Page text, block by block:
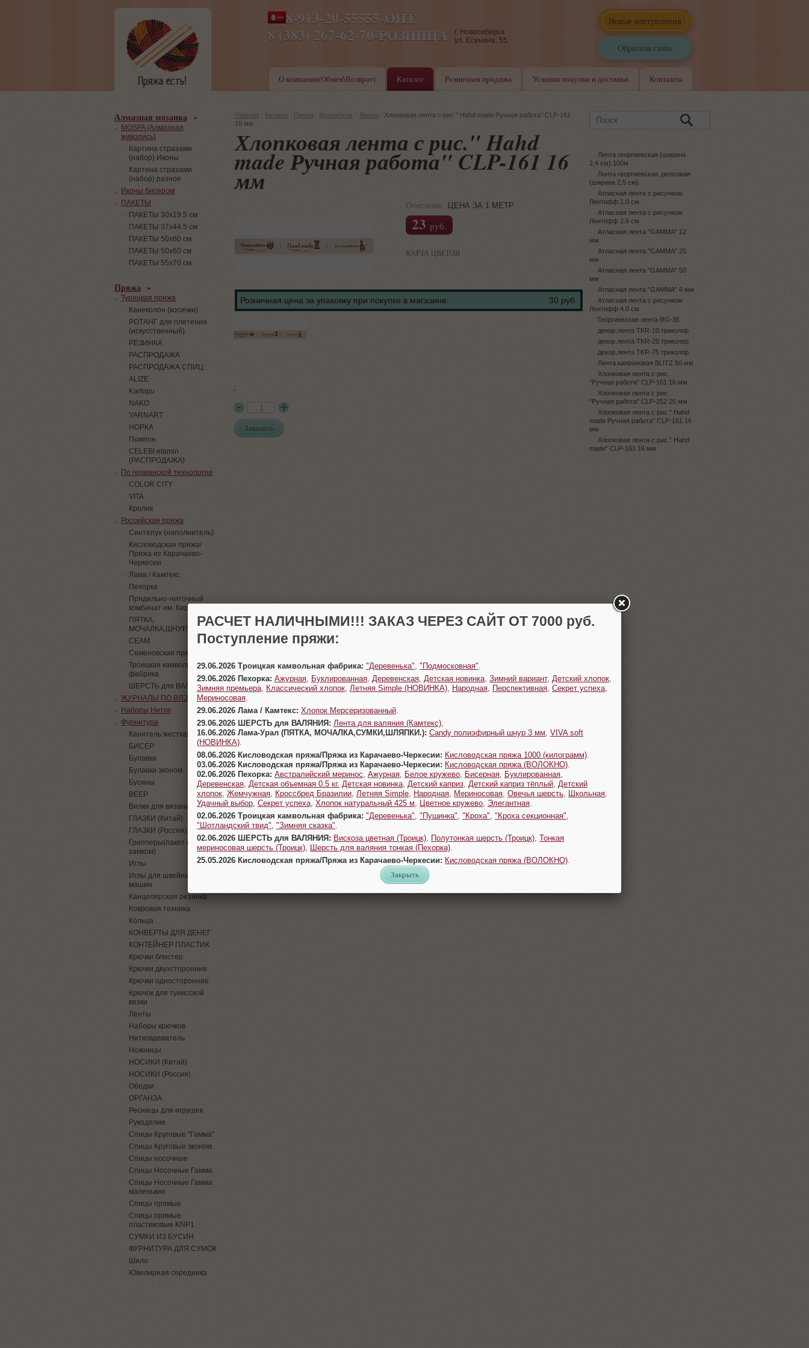
Новые поступления
Обратная связь
8-913-20-55555-ОПТ
8 (383) 267-62-70-РОЗНИЦА
ПН-ПТ 8-17,СБ-ВС 9-17
г. Новосибирск
ул. Есенина, 55
О компании(Обмен\Возврат) Каталог Розничная продажа Условия покупки и доставки Контакты
Главная Каталог Пряжа Фурнитура Ленты
Хлопковая лента с рис." Hahd made Ручная работа" CLP-161
16 мм
Хлопковая лента с рис." Hahd
made Ручная работа" CLP-161 16
мм
Описание: ЦЕНА ЗА 1 МЕТР
23 руб.
КАРТА ЦВЕТОВ
Розничная цена за упаковку при покупке в магазине: 30 руб.
-
Заказать
Алмазная мозаика
MOSFA (Алмазная
живопись)
Картина стразами
(набор) Иконы
Картина стразами
(набор) разное
Иконы бисером
ПАКЕТЫ
ПАКЕТЫ 30х19.5 см
ПАКЕТЫ 37х44.5 см
ПАКЕТЫ 50х60 см
ПАКЕТЫ 50х60 см
ПАКЕТЫ 55х70 см
Пряжа
Турецкая пряжа
Канеколон (косички)
РОТАНГ для плетения
(искусственный)
PЕЗИНКА
РАСПРОДАЖА
РАСПРОДАЖА СПИЦ
ALIZE
Kartopu
NAKO
YARNART
НОРКА
Помпон
СELEBI etamin
(РАСПРОДАЖА)
По германской технологии
COLOR CITY
VITA
Кролик
Российская пряжа
Синтепух (наполнитель)
Кисловодская пряжа/
Пряжа из Карачаево-
Черкесии
Лама / Камтекс
Пехорка
Прядильно-ниточный
комбинат им. Кирова
ПЯТКА,
МОЧАЛКА,ШНУР,ПАЙЕТКИ
СЕАМ
Семеновская пряжа
Троицкая камвольная
фабрика
ШЕРСТЬ для ВАЛЯНИЯ
ЖУРНАЛЫ ПО ВЯЗАНИЮ
Наборы Ниток
Фурнитура
Канитель жесткая
БИСЕР
Булавки
Булавки эконом.
Бусины
ВЕЕР
Вилки для вязания
ГЛАЗКИ (Китай)
ГЛАЗКИ (Россия)
Грипперы(пакет с
замком)
Иглы
Иглы для швейных
машин
Канцелярская резинка
Ковровая техника
Кольца
КОНВЕРТЫ ДЛЯ ДЕНЕГ
КОНТЕЙНЕР ПЛАСТИК
Крючки блистер
Крючки двухсторонние
Крючки односторонние
Крючок для тунисской
вязки
Ленты
Наборы крючков
Нитковдеватель
Ножницы
НОСИКИ (Китай)
НОСИКИ (Россия)
Ободки
ОРГАНЗА
Ресницы для игрушек
Рукоделие
Спицы Круговые "Гамма"
Спицы Круговые эконом.
Спицы носочные
Спицы Носочные Гамма
Спицы Носочные Гамма
маленькие
Спицы прямые
Спицы прямые
пластиковые KNP1
СУМКИ ИЗ БУСИН
ФУРНИТУРА ДЛЯ СУМОК
Шило
Ювелирная серединка
Лента георгиевская (ширина
2,4 см).100м
Лента георгиевская, репсовая
(ширина 2,5 см)
Атласная лента с рисунком
Лентофф 1.0 см
Атласная лента с рисунком
Лентофф 2.5 см
Атласная лента "GAMMA" 12
мм
Атласная лента "GAMMA" 25
мм
Атласная лента "GAMMA" 50
мм
Атласная лента "GAMMA" 6 мм
Атласная лента с рисунком
Лентофф 4.0 см
Георгиевская лента RG-35
декор.лента TKR-10.триколор
декор.лента TKR-25.триколор
декор.лента TKR-75.триколор
Лента капроновая BLITZ 50 мм
Хлопковая лента с рис.
"Ручная работа" CLP-161 16 мм
Хлопковая лента с рис.
"Ручная работа" CLP-252 25 мм
Хлопковая лента с рис." Hahd
made Ручная работа" CLP-161 16
мм
Хлопковая лента с рис." Hahd
made" CLP-161 16 мм
РАСЧЕТ НАЛИЧНЫМИ!!! ЗАКАЗ ЧЕРЕЗ САЙТ ОТ 7000 руб.
Поступление пряжи:
29.06.2026 Троицкая камвольная фабрика: "Деревенька" "Подмосковная"
29.06.2026 Пехорка: Ажурная Буклированная Деревенская Детская новинка Зимний вариант, Детский хлопок
Зимняя премьера
Классический хлопок Летняя Simple (НОВИНКА) Народная Перспективная Секрет успеха
Мериносовая
29.06.2026 Лама / Камтекс: Хлопок Мерсеризованный
29.06.2026 ШЕРСТЬ для ВАЛЯНИЯ: Лента для валяния (Камтекс)
16.06.2026 Лама-Урал (ПЯТКА, МОЧАЛКА,СУМКИ,ШЛЯПКИ.): Candy полиэфирный шнур 3 мм VIVA soft
(НОВИНКА)
08.06.2026 Кисловодская пряжа/Пряжа из Карачаево-Черкесии: Кисловодская пряжа 1000 (килограмм)
03.06.2026 Кисловодская пряжа/Пряжа из Карачаево-Черкесии: Кисловодская пряжа (ВОЛОКНО)
02.06.2026 Пехорка: Австралийский меринос Ажурная Белое кружево Бисерная Буклированная
Деревенская Детская объемная 0.5 кг. Детская новинка Детский каприз Детский каприз тёплый Детский
хлопок Жемчужная Кроссбред Бразилии Летняя Simple Народная Мериносовая Овечья шерсть Школьная
Удачный выбор Секрет успеха Хлопок натуральный 425 м Цветное кружево Элегантная
02.06.2026 Троицкая камвольная фабрика: "Деревенька" "Пушинка" "Кроха" "Кроха секционная"
"Шотландский твид" "Зимняя сказка"
02.06.2026 ШЕРСТЬ для ВАЛЯНИЯ: Вискоза цветная (Троицк) Полутонкая шерсть (Троицк) Тонкая
мериносовая шерсть (Троицк)
Шерсть для валяния тонкая (Пехорка)
25.05.2026 Кисловодская пряжа/Пряжа из Карачаево-Черкесии: Кисловодская пряжа (ВОЛОКНО)
Закрыть